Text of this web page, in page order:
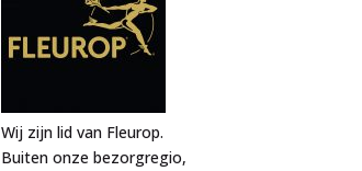
Wij zijn lid van Fleurop.
Buiten onze bezorgregio,